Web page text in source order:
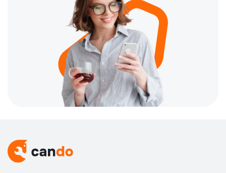
специалисты всегда готовы помочь вам в решении любых
вопросов, связанных с вашим устройством.
Почему выбирают наш центр ремонта
Мы гордимся своей репутацией как одного из лучших центров
ремонта iPhone в Екатеринбурге. Наши клиенты выбирают нас
по следующим причинам:
Квалифицированные специалисты.
состоит из профессионалов с многолетним опытом
важен ваш телефон, и стремимся выполнить ремонт как